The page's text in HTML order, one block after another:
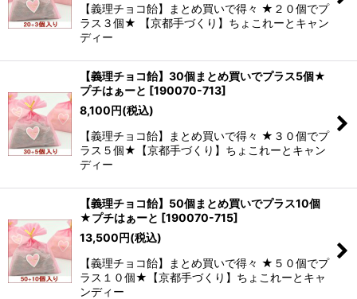
【義理チョコ飴】まとめ買いで得々 ★２０個でプ
ラス３個★ 【京都手づくり】ちょこれーとキャン
ディー
【義理チョコ飴】30個まとめ買いでプラス5個★
プチはぁーと [190070-713]
8,100円(税込)
【義理チョコ飴】まとめ買いで得々 ★３０個でプ
ラス５個★【京都手づくり】ちょこれーとキャン
ディー
【義理チョコ飴】50個まとめ買いでプラス10個
★プチはぁーと [190070-715]
13,500円(税込)
【義理チョコ飴】まとめ買いで得々 ★５０個でプ
ラス１０個★【京都手づくり】ちょこれーとキャ
ンディー